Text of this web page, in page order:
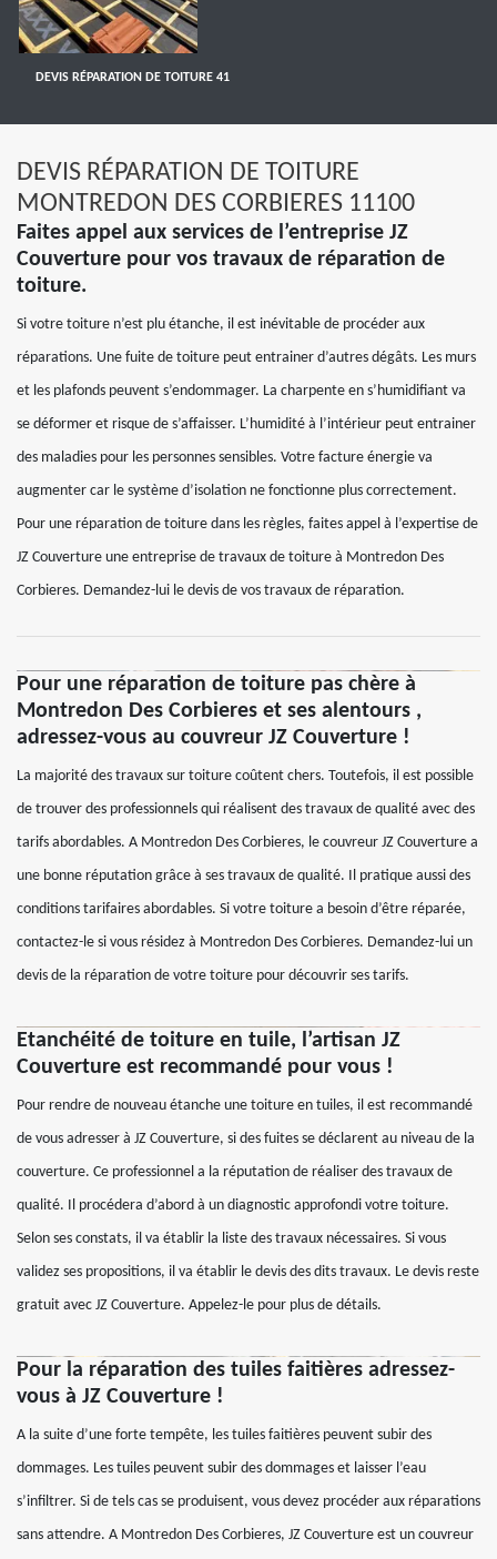
DEVIS RÉPARATION DE TOITURE 41
DEVIS RÉPARATION DE TOITURE
MONTREDON DES CORBIERES 11100
Faites appel aux services de l’entreprise JZ
Couverture pour vos travaux de réparation de
toiture.
Si votre toiture n’est plu étanche, il est inévitable de procéder aux
réparations. Une fuite de toiture peut entrainer d’autres dégâts. Les murs
et les plafonds peuvent s’endommager. La charpente en s’humidifiant va
se déformer et risque de s’affaisser. L’humidité à l’intérieur peut entrainer
des maladies pour les personnes sensibles. Votre facture énergie va
augmenter car le système d’isolation ne fonctionne plus correctement.
Pour une réparation de toiture dans les règles, faites appel à l’expertise de
JZ Couverture une entreprise de travaux de toiture à Montredon Des
Corbieres. Demandez-lui le devis de vos travaux de réparation.
Pour une réparation de toiture pas chère à
Montredon Des Corbieres et ses alentours ,
adressez-vous au couvreur JZ Couverture !
La majorité des travaux sur toiture coûtent chers. Toutefois, il est possible
de trouver des professionnels qui réalisent des travaux de qualité avec des
tarifs abordables. A Montredon Des Corbieres, le couvreur JZ Couverture a
une bonne réputation grâce à ses travaux de qualité. Il pratique aussi des
conditions tarifaires abordables. Si votre toiture a besoin d’être réparée,
contactez-le si vous résidez à Montredon Des Corbieres. Demandez-lui un
devis de la réparation de votre toiture pour découvrir ses tarifs.
Etanchéité de toiture en tuile, l’artisan JZ
Couverture est recommandé pour vous !
Pour rendre de nouveau étanche une toiture en tuiles, il est recommandé
de vous adresser à JZ Couverture, si des fuites se déclarent au niveau de la
couverture. Ce professionnel a la réputation de réaliser des travaux de
qualité. Il procédera d’abord à un diagnostic approfondi votre toiture.
Selon ses constats, il va établir la liste des travaux nécessaires. Si vous
validez ses propositions, il va établir le devis des dits travaux. Le devis reste
gratuit avec JZ Couverture. Appelez-le pour plus de détails.
Pour la réparation des tuiles faitières adressez-
vous à JZ Couverture !
A la suite d’une forte tempête, les tuiles faitières peuvent subir des
dommages. Les tuiles peuvent subir des dommages et laisser l’eau
s’infiltrer. Si de tels cas se produisent, vous devez procéder aux réparations
sans attendre. A Montredon Des Corbieres, JZ Couverture est un couvreur